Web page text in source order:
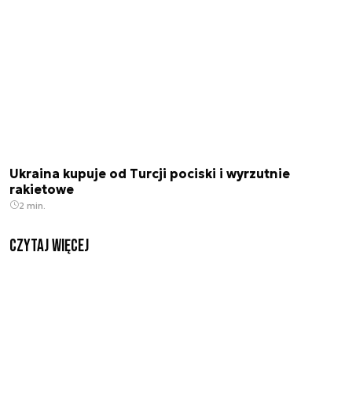
Ukraina kupuje od Turcji pociski i wyrzutnie
rakietowe
2 min.
czytaj więcej